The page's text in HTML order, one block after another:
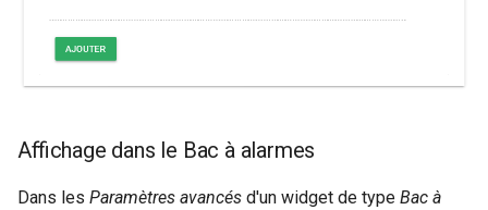
Affichage dans le Bac à alarmes
Dans les Paramètres avancés d'un widget de type Bac à